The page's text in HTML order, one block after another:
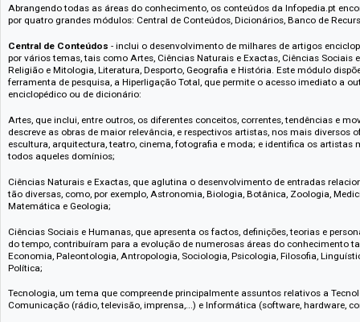
enciclopédico, linguístico e gráfico, permitindo a pesquisa e a utilização
contexto escolar e profissional, quer em contexto familiar. A informação
desenvolvimento de um trabalho de pesquisa.
Abrangendo todas as áreas do conhecimento, os conteúdos da
por quatro grandes módulos: Central de Conteúdos, Dicionários, Banco
Central de Conteúdos- inclui o desenvolvimento de milhares de
por vários temas, tais como Artes, Ciências Naturais e Exactas, Ciências
Religião e Mitologia, Literatura, Desporto, Geografia e História. Este
ferramenta de pesquisa, a Hiperligação Total, que permite o acesso
enciclopédico ou de dicionário:
Artes, que inclui, entre outros, os diferentes conceitos, correntes,
escultura, arquitectura, teatro, cinema, fotografia e moda; e identifica os
todos aqueles domínios;
Ciências Naturais e Exactas, que aglutina o desenvolvimento de
tão diversas, como, por exemplo, Astronomia, Biologia, Botânica,
Matemática e Geologia;